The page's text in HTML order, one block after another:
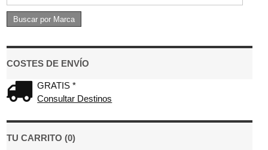
COSTES DE ENVÍO
GRATIS *
Consultar Destinos
TU CARRITO (0)